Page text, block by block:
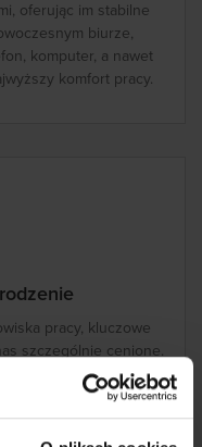
oferując im stabilne
biurze,
komputer, a nawet
komfort pracy.
pracy, kluczowe
szczególnie cenione.
to nasz
wynagrodzenie
z motywującą premią?